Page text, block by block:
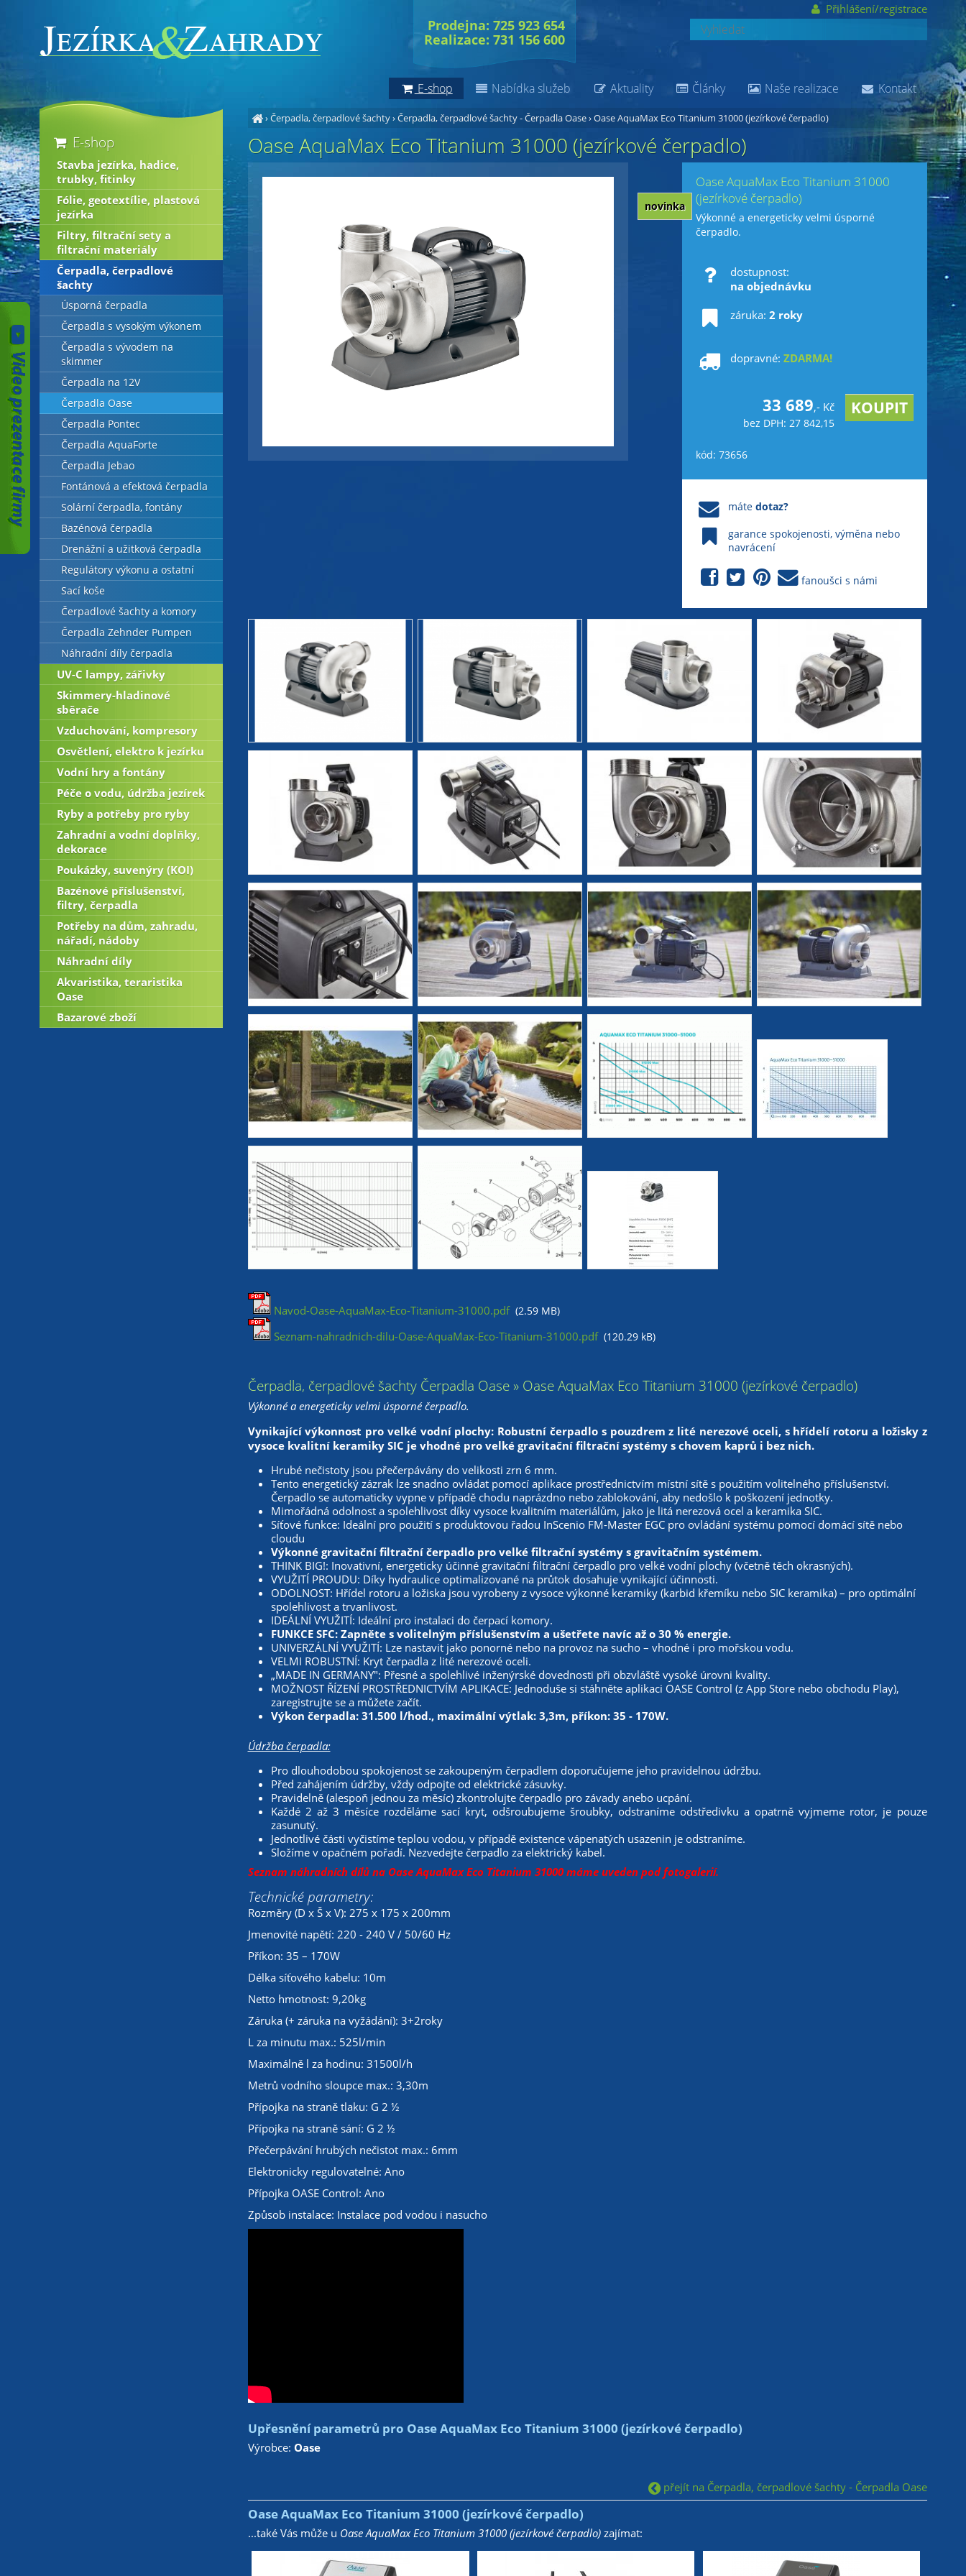
›Čerpadla, čerpadlové šachty›Čerpadla, čerpadlové šachty - Čerpadla Oase›Oase AquaMax Eco Titanium 31000 (jezírkové čerpadlo)
Oase AquaMax Eco Titanium 31000 (jezírkové čerpadlo)
Oase AquaMax Eco Titanium 31000
(jezírkové čerpadlo)
Výkonné a energeticky velmi úsporné
čerpadlo.
novinka
dostupnost:
na objednávku
záruka: 2 roky
dopravné: ZDARMA!
33 689,- Kč
bez DPH: 27 842,15
kód: 73656
mátedotaz?
garance spokojenosti, výměna nebo
navrácení
fanoušci s námi
Navod-Oase-AquaMax-Eco-Titanium-31000.pdf (2.59 MB)
Seznam-nahradnich-dilu-Oase-AquaMax-Eco-Titanium-31000.pdf (120.29 kB)
Čerpadla, čerpadlové šachty Čerpadla Oase » Oase AquaMax Eco Titanium 31000 (jezírkové čerpadlo)
Výkonné a energeticky velmi úsporné čerpadlo.
Vynikající výkonnost pro velké vodní plochy: Robustní čerpadlo s pouzdrem z lité nerezové oceli, s hřídelí rotoru a ložisky z
vysoce kvalitní keramiky SIC je vhodné pro velké gravitační filtrační systémy s chovem kaprů i bez nich.
Hrubé nečistoty jsou přečerpávány do velikosti zrn 6 mm.
Tento energetický zázrak lze snadno ovládat pomocí aplikace prostřednictvím místní sítě s použitím volitelného příslušenství.
Čerpadlo se automaticky vypne v případě chodu naprázdno nebo zablokování, aby nedošlo k poškození jednotky.
Mimořádná odolnost a spolehlivost díky vysoce kvalitním materiálům, jako je litá nerezová ocel a keramika SIC.
Síťové funkce: Ideální pro použití s produktovou řadou InScenio FM-Master EGC pro ovládání systému pomocí domácí sítě nebo
cloudu
Výkonné gravitační filtrační čerpadlo pro velké filtrační systémy s gravitačním systémem.
THINK BIG!: Inovativní, energeticky účinné gravitační filtrační čerpadlo pro velké vodní plochy (včetně těch okrasných).
VYUŽITÍ PROUDU: Díky hydraulice optimalizované na průtok dosahuje vynikající účinnosti.
ODOLNOST: Hřídel rotoru a ložiska jsou vyrobeny z vysoce výkonné keramiky (karbid křemíku nebo SIC keramika) – pro optimální
spolehlivost a trvanlivost.
IDEÁLNÍ VYUŽITÍ: Ideální pro instalaci do čerpací komory.
FUNKCE SFC: Zapněte s volitelným příslušenstvím a ušetřete navíc až o 30 % energie.
UNIVERZÁLNÍ VYUŽITÍ: Lze nastavit jako ponorné nebo na provoz na sucho – vhodné i pro mořskou vodu.
VELMI ROBUSTNÍ: Kryt čerpadla z lité nerezové oceli.
„MADE IN GERMANY": Přesné a spolehlivé inženýrské dovednosti při obzvláště vysoké úrovni kvality.
MOŽNOST ŘÍZENÍ PROSTŘEDNICTVÍM APLIKACE: Jednoduše si stáhněte aplikaci OASE Control (z App Store nebo obchodu Play),
zaregistrujte se a můžete začít.
Výkon čerpadla: 31.500 l/hod., maximální výtlak: 3,3m, příkon: 35 - 170W.
Údržba čerpadla:
Pro dlouhodobou spokojenost se zakoupeným čerpadlem doporučujeme jeho pravidelnou údržbu.
Před zahájením údržby, vždy odpojte od elektrické zásuvky.
Pravidelně (alespoň jednou za měsíc) zkontrolujte čerpadlo pro závady anebo ucpání.
Každé 2 až 3 měsíce rozděláme sací kryt, odšroubujeme šroubky, odstraníme odstředivku a opatrně vyjmeme rotor, je pouze
zasunutý.
Jednotlivé části vyčistíme teplou vodou, v případě existence vápenatých usazenin je odstraníme.
Složíme v opačném pořadí. Nezvedejte čerpadlo za elektrický kabel.
Seznam náhradních dílů na Oase AquaMax Eco Titanium 31000máme uveden pod fotogalerií.
Technické parametry:
Rozměry (D x Š x V): 275 x 175 x 200mm
Jmenovité napětí: 220 - 240 V / 50/60 Hz
Příkon: 35 – 170W
Délka síťového kabelu: 10m
Netto hmotnost: 9,20kg
Záruka (+ záruka na vyžádání): 3+2roky
L za minutu max.: 525l/min
Maximálně l za hodinu: 31500l/h
Metrů vodního sloupce max.: 3,30m
Přípojka na straně tlaku: G 2 ½
Přípojka na straně sání: G 2 ½
Přečerpávání hrubých nečistot max.: 6mm
Elektronicky regulovatelné: Ano
Přípojka OASE Control: Ano
Způsob instalace: Instalace pod vodou i nasucho
Upřesnění parametrů pro Oase AquaMax Eco Titanium 31000 (jezírkové čerpadlo)
Výrobce: Oase
přejít na Čerpadla, čerpadlové šachty - Čerpadla Oase
Oase AquaMax Eco Titanium 31000 (jezírkové čerpadlo)
...také Vás může u Oase AquaMax Eco Titanium 31000 (jezírkové čerpadlo)zajímat:
E-shop
Stavba jezírka, hadice,
trubky, fitinky
Fólie, geotextílie, plastová
jezírka
Filtry, filtrační sety a
filtrační materiály
Čerpadla, čerpadlové
šachty
Úsporná čerpadla
Čerpadla s vysokým výkonem
Čerpadla s vývodem na
skimmer
Čerpadla na 12V
Čerpadla Oase
Čerpadla Pontec
Čerpadla AquaForte
Čerpadla Jebao
Fontánová a efektová čerpadla
Solární čerpadla, fontány
Bazénová čerpadla
Drenážní a užitková čerpadla
Regulátory výkonu a ostatní
Sací koše
Čerpadlové šachty a komory
Čerpadla Zehnder Pumpen
Náhradní díly čerpadla
UV-C lampy, zářivky
Skimmery-hladinové
sběrače
Vzduchování, kompresory
Osvětlení, elektro k jezírku
Vodní hry a fontány
Péče o vodu, údržba jezírek
Ryby a potřeby pro ryby
Zahradní a vodní doplňky,
dekorace
Poukázky, suvenýry (KOI)
Bazénové příslušenství,
filtry, čerpadla
Potřeby na dům, zahradu,
nářadí, nádoby
Náhradní díly
Akvaristika, teraristika
Oase
Bazarové zboží
E-shop Nabídka služeb Aktuality Články Naše realizace Kontakt
Prodejna: 725 923 654
Realizace: 731 156 600
Přihlášení/registrace